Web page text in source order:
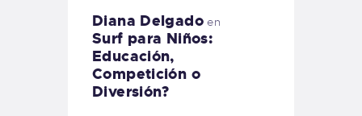
Diana Delgadoen
Surf para Niños:
Educación,
Competición o
Diversión?